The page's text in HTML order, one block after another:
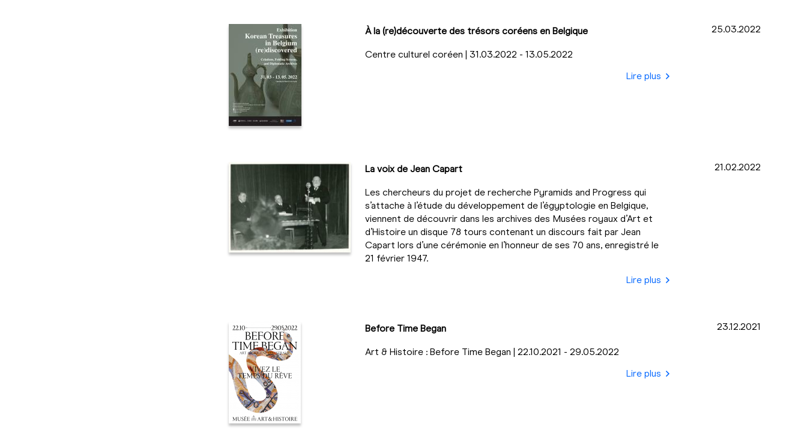
À la (re)découverte des trésors coréens en Belgique
Centre culturel coréen | 31.03.2022 - 13.05.2022
Lire plus
25.03.2022
La voix de Jean Capart
Les chercheurs du projet de recherche Pyramids and Progress qui
s’attache à l’étude du développement de l’égyptologie en Belgique,
viennent de découvrir dans les archives des Musées royaux d’Art et
d’Histoire un disque 78 tours contenant un discours fait par Jean
Capart lors d’une cérémonie en l’honneur de ses 70 ans, enregistré le
21 février 1947.
Lire plus
21.02.2022
Before Time Began
Art & Histoire : Before Time Began | 22.10.2021 - 29.05.2022
Lire plus
23.12.2021